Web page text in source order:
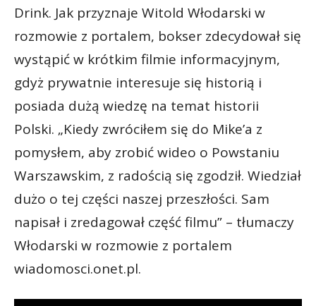
Drink. Jak przyznaje Witold Włodarski w
rozmowie z portalem, bokser zdecydował się
wystąpić w krótkim filmie informacyjnym,
gdyż prywatnie interesuje się historią i
posiada dużą wiedzę na temat historii
Polski. „Kiedy zwróciłem się do Mike’a z
pomysłem, aby zrobić wideo o Powstaniu
Warszawskim, z radością się zgodził. Wiedział
dużo o tej części naszej przeszłości. Sam
napisał i zredagował część filmu” – tłumaczy
Włodarski w rozmowie z portalem
wiadomosci.onet.pl.